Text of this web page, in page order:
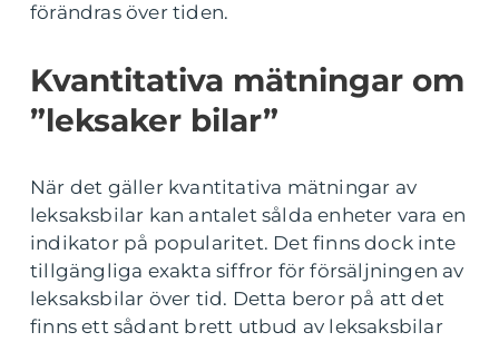
förändras över tiden.
Kvantitativa mätningar om
”leksaker bilar”
När det gäller kvantitativa mätningar av
leksaksbilar kan antalet sålda enheter vara en
indikator på popularitet. Det finns dock inte
tillgängliga exakta siffror för försäljningen av
leksaksbilar över tid. Detta beror på att det
finns ett sådant brett utbud av leksaksbilar